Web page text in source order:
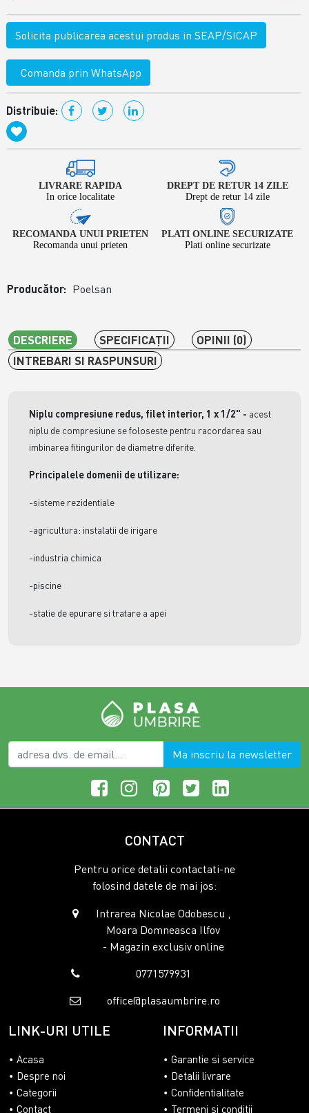
Solicita publicarea acestui produs in SEAP/SICAP
Comanda prin WhatsApp
Distribuie:
LIVRARE RAPIDA
In orice localitate
DREPT DE RETUR 14 ZILE
Drept de retur 14 zile
RECOMANDA UNUI PRIETEN
Recomanda unui prieten
PLATI ONLINE SECURIZATE
Plati online securizate
Producător: Poelsan
DESCRIERE SPECIFICAŢII
OPINII (0)
INTREBARI SI RASPUNSURI
Niplu compresiune redus, filet interior, 1 x 1/2" - acest
niplu de compresiune se foloseste pentru racordarea sau
imbinarea fitingurilor de diametre diferite.
Principalele domenii de utilizare:
-sisteme rezidentiale
-agricultura: instalatii de irigare
-industria chimica
-piscine
-statie de epurare si tratare a apei
Ma inscriu la newsletter
CONTACT
Pentru orice detalii contactati-ne
folosind datele de mai jos:
Intrarea Nicolae Odobescu ,
Moara Domneasca Ilfov
- Magazin exclusiv online
0771579931
office@plasaumbrire.ro
LINK-URI UTILE
Acasa
Despre noi
Categorii
Contact
INFORMATII
Garantie si service
Detalii livrare
Confidentialitate
Termeni si conditii